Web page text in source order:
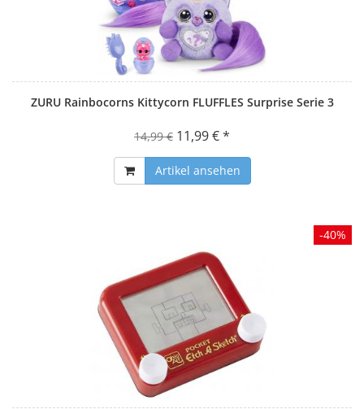
ZURU Rainbocorns Kittycorn FLUFFLES Surprise Serie 3
14,99 € 11,99 € *
Artikel ansehen
-40%